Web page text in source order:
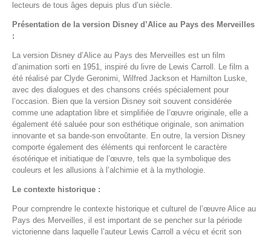
lecteurs de tous âges depuis plus d’un siècle.
Présentation de la version Disney d’Alice au Pays des Merveilles
:
La version Disney d’Alice au Pays des Merveilles est un film
d’animation sorti en 1951, inspiré du livre de Lewis Carroll. Le film a
été réalisé par Clyde Geronimi, Wilfred Jackson et Hamilton Luske,
avec des dialogues et des chansons créés spécialement pour
l’occasion. Bien que la version Disney soit souvent considérée
comme une adaptation libre et simplifiée de l’œuvre originale, elle a
également été saluée pour son esthétique originale, son animation
innovante et sa bande-son envoûtante. En outre, la version Disney
comporte également des éléments qui renforcent le caractère
ésotérique et initiatique de l’œuvre, tels que la symbolique des
couleurs et les allusions à l’alchimie et à la mythologie.
Le contexte historique :
Pour comprendre le contexte historique et culturel de l’œuvre Alice au
Pays des Merveilles, il est important de se pencher sur la période
victorienne dans laquelle l’auteur Lewis Carroll a vécu et écrit son